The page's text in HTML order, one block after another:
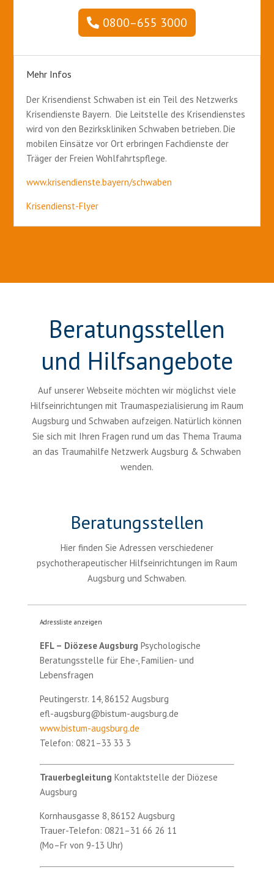
0800–655 3000
Mehr Infos
Der Krisendienst Schwaben ist ein Teil des Netzwerks
Krisendienste Bayern. Die Leitstelle des Krisendienstes
wird von den Bezirkskliniken Schwaben betrieben. Die
mobilen Einsätze vor Ort erbringen Fach­dienste der
Träger der Freien Wohlfahrtspflege.
www.krisendienste.bayern/schwaben
Krisendienst-Flyer
Beratungsstellen
und Hilfsangebote
Auf unserer Webseite möchten wir möglichst viele
Hilfseinrichtungen mit Traumaspezialisierung im Raum
Augsburg und Schwaben aufzeigen.Natürlich können
Sie sich mit Ihren Fragen rund um das Thema Trauma
an das Traumahilfe Netzwerk Augsburg & Schwaben
wenden.
Beratungsstellen
Hier finden Sie Adressen verschiedener
psychotherapeutischer Hilfseinrichtungen im Raum
Augsburg und Schwaben.
Adressliste anzeigen
EFL – Diözese Augsburg Psychologische
Beratungsstelle für Ehe-, Familien- und
Lebensfragen
Peutingerstr. 14, 86152 Augsburg
efl-augsburg@bistum-augsburg.de
www.bistum-augsburg.de
Telefon: 0821–33 33 3
Trauerbegleitung Kontaktstelle der Diözese
Augsburg
Kornhausgasse 8, 86152 Augsburg
Trauer-Telefon: 0821–31 66 26 11
(Mo–Fr von 9-13 Uhr)